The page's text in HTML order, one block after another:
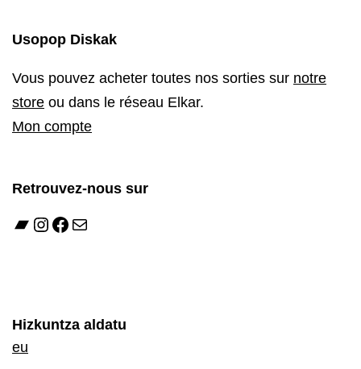
Usopop Diskak
Vous pouvez acheter toutes nos sorties sur notre
store ou dans le réseau Elkar.
Mon compte
Retrouvez-nous sur
Bandcamp
Instagram
Facebook
E-mail
Hizkuntza aldatu
eu